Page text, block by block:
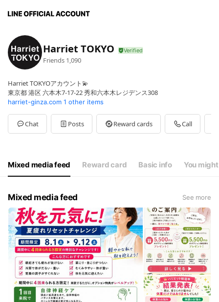
Harriet TOKYO
Friends 1,090
Harriet TOKYOアカウント💫
東京都 港区 六本木7-17-22 秀和六本木レジデンス308
harriet-ginza.com 1 other items
Chat Posts Reward cards Call
Mixed media feed Reward card Basic info You
Mixed media feed See more